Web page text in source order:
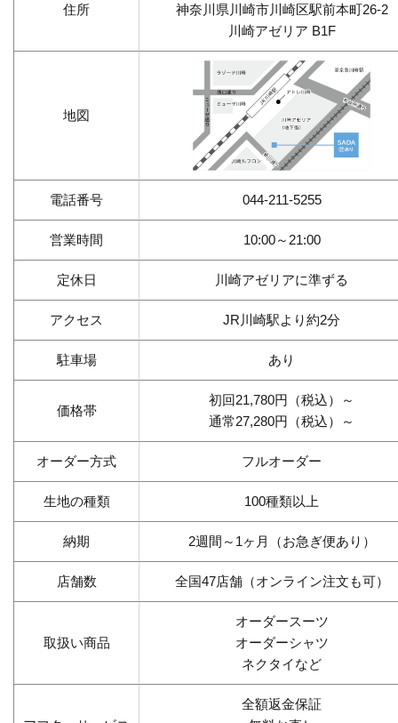
住所
神奈川県川崎市川崎区駅前本町26-2
川崎アゼリア B1F
地図
電話番号 044-211-5255
営業時間 10:00～21:00
定休日 川崎アゼリアに準ずる
アクセス JR川崎駅より約2分
駐車場 あり
価格帯
初回21,780円（税込）～
通常27,280円（税込）～
オーダー方式 フルオーダー
生地の種類 100種類以上
納期 2週間～1ヶ月（お急ぎ便あり）
店舗数 全国47店舗（オンライン注文も可）
取扱い商品
オーダースーツ
オーダーシャツ
ネクタイなど
全額返金保証